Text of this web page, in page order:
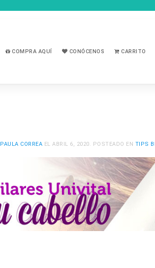
COMPRA AQUÍ CONÓCENOS CARRITO
PAULA CORREA ELABRIL 6, 2020. POSTEADO EN TIPS